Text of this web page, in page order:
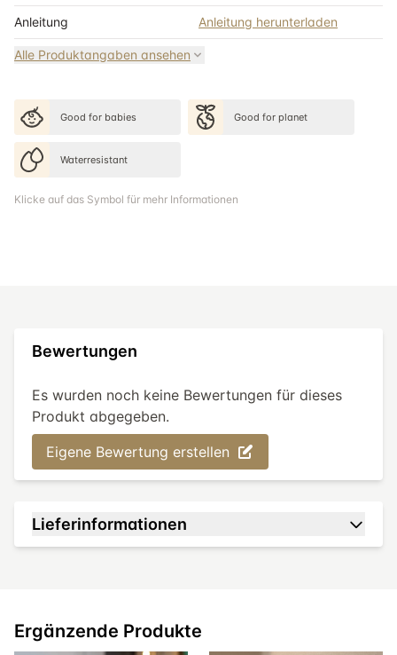
Anleitung Anleitung herunterladen
Alle Produktangaben ansehen
Good for babies Good for planet
Waterresistant
Klicke auf das Symbol für mehr Informationen
Bewertungen
Es wurden noch keine Bewertungen für dieses
Produkt abgegeben.
Eigene Bewertung erstellen
Lieferinformationen
Ergänzende Produkte